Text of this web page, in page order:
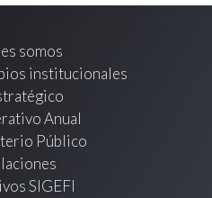
somos
institucionales
Anual
Público
SIGEFI